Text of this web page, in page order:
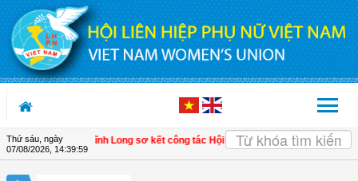
Truy cập nội dung luôn
Thứ sáu, ngày
07/08/2026, 14:40:00
xã Tam Ngãi, Vĩnh Long sơ kết công tác Hội và phong trào phụ nữ 6 tháng đầu